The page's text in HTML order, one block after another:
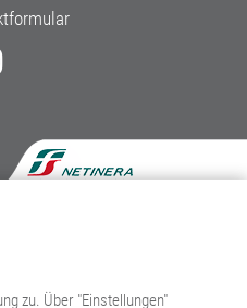
zu. Über "Einstellungen"